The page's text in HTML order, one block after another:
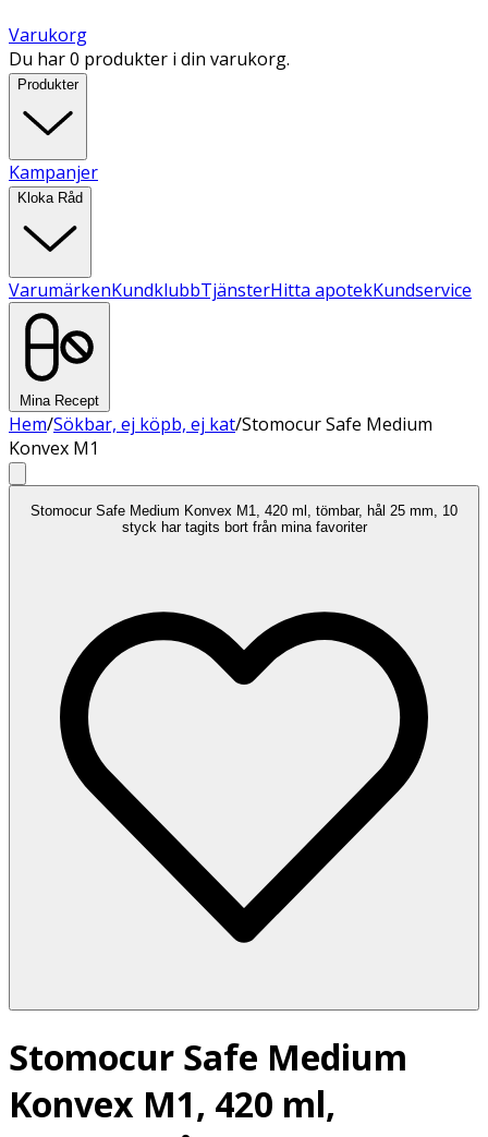
Varukorg
Du har 0 produkter i din varukorg.
Produkter
Kampanjer
Kloka Råd
VarumärkenKundklubbTjänsterHitta apotekKundservice
Mina Recept
Hem/Sökbar, ej köpb, ej kat/Stomocur Safe Medium
Konvex M1
Stomocur Safe Medium Konvex M1, 420 ml, tömbar, hål 25 mm, 10
styck har tagits bort från mina favoriter
Stomocur Safe Medium
Konvex M1, 420 ml,